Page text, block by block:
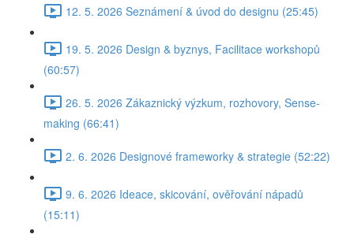
12. 5. 2026 Seznámení & úvod do designu (25:45)
19. 5. 2026 Design & byznys, Facilitace workshopů
(60:57)
26. 5. 2026 Zákaznický výzkum, rozhovory, Sense-
making (66:41)
2. 6. 2026 Designové frameworky & strategie (52:22)
9. 6. 2026 Ideace, skicování, ověřování nápadů
(15:11)